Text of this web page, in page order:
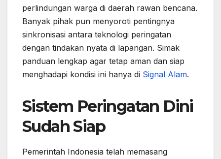
perlindungan warga di daerah rawan bencana.
Banyak pihak pun menyoroti pentingnya
sinkronisasi antara teknologi peringatan
dengan tindakan nyata di lapangan. Simak
panduan lengkap agar tetap aman dan siap
menghadapi kondisi ini hanya di Signal Alam.
Sistem Peringatan Dini
Sudah Siap
Pemerintah Indonesia telah memasang